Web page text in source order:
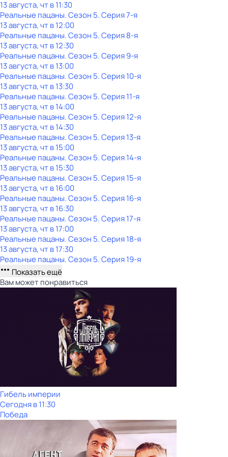
13 августа, чт в 11:30
Реальные пацаны. Сезон 5. Серия 7-я
13 августа, чт в 12:00
Реальные пацаны. Сезон 5. Серия 8-я
13 августа, чт в 12:30
Реальные пацаны. Сезон 5. Серия 9-я
13 августа, чт в 13:00
Реальные пацаны. Сезон 5. Серия 10-я
13 августа, чт в 13:30
Реальные пацаны. Сезон 5. Серия 11-я
13 августа, чт в 14:00
Реальные пацаны. Сезон 5. Серия 12-я
13 августа, чт в 14:30
Реальные пацаны. Сезон 5. Серия 13-я
13 августа, чт в 15:00
Реальные пацаны. Сезон 5. Серия 14-я
13 августа, чт в 15:30
Реальные пацаны. Сезон 5. Серия 15-я
13 августа, чт в 16:00
Реальные пацаны. Сезон 5. Серия 16-я
13 августа, чт в 16:30
Реальные пацаны. Сезон 5. Серия 17-я
13 августа, чт в 17:00
Реальные пацаны. Сезон 5. Серия 18-я
13 августа, чт в 17:30
Реальные пацаны. Сезон 5. Серия 19-я
Показать ещё
Вам может понравиться
Гибель империи
Сегодня в 11:30
Победа